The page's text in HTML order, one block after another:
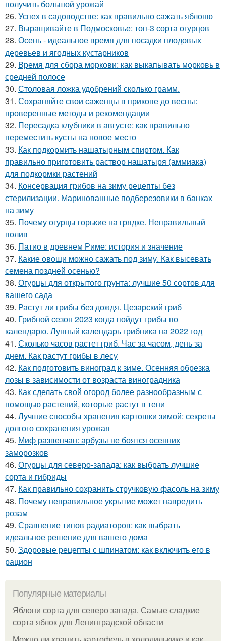
получить большой урожай
26. Успех в садоводстве: как правильно сажать яблоню
27. Выращивайте в Подмосковье: топ-3 сорта огурцов
28. Осень - идеальное время для посадки плодовых
деревьев и ягодных кустарников
29. Время для сбора моркови: как выкапывать морковь в
средней полосе
30. Столовая ложка удобрений сколько грамм.
31. Сохраняйте свои саженцы в прикопе до весны:
проверенные методы и рекомендации
32. Пересадка клубники в августе: как правильно
переместить кусты на новое место
33. Как подкормить нашатырным спиртом. Как
правильно приготовить раствор нашатыря (аммиака)
для подкормки растений
34. Консервация грибов на зиму рецепты без
стерилизации. Маринованные подберезовики в банках
на зиму
35. Почему огурцы горькие на грядке. Неправильный
полив
36. Патио в древнем Риме: история и значение
37. Какие овощи можно сажать под зиму. Как высевать
семена поздней осенью?
38. Огурцы для открытого грунта: лучшие 50 сортов для
вашего сада
39. Растут ли грибы без дождя. Цезарский гриб
40. Грибной сезон 2023 когда пойдут грибы по
календарю. Лунный календарь грибника на 2022 год
41. Сколько часов растет гриб. Час за часом, день за
днем. Как растут грибы в лесу
42. Как подготовить виноград к зиме. Осенняя обрезка
лозы в зависимости от возраста виноградника
43. Как сделать свой огород более разнообразным с
помощью растений, которые растут в тени
44. Лучшие способы хранения картошки зимой: секреты
долгого сохранения урожая
45. Миф развенчан: арбузы не боятся осенних
заморозков
46. Огурцы для северо-запада: как выбрать лучшие
сорта и гибриды
47. Как правильно сохранить стручковую фасоль на зиму
48. Почему неправильное укрытие может навредить
розам
49. Сравнение типов радиаторов: как выбрать
идеальное решение для вашего дома
50. Здоровые рецепты с шпинатом: как включить его в
рацион
Популярные материалы
Яблони сорта для северо запада. Самые сладкие
сорта яблок для Ленинградской области